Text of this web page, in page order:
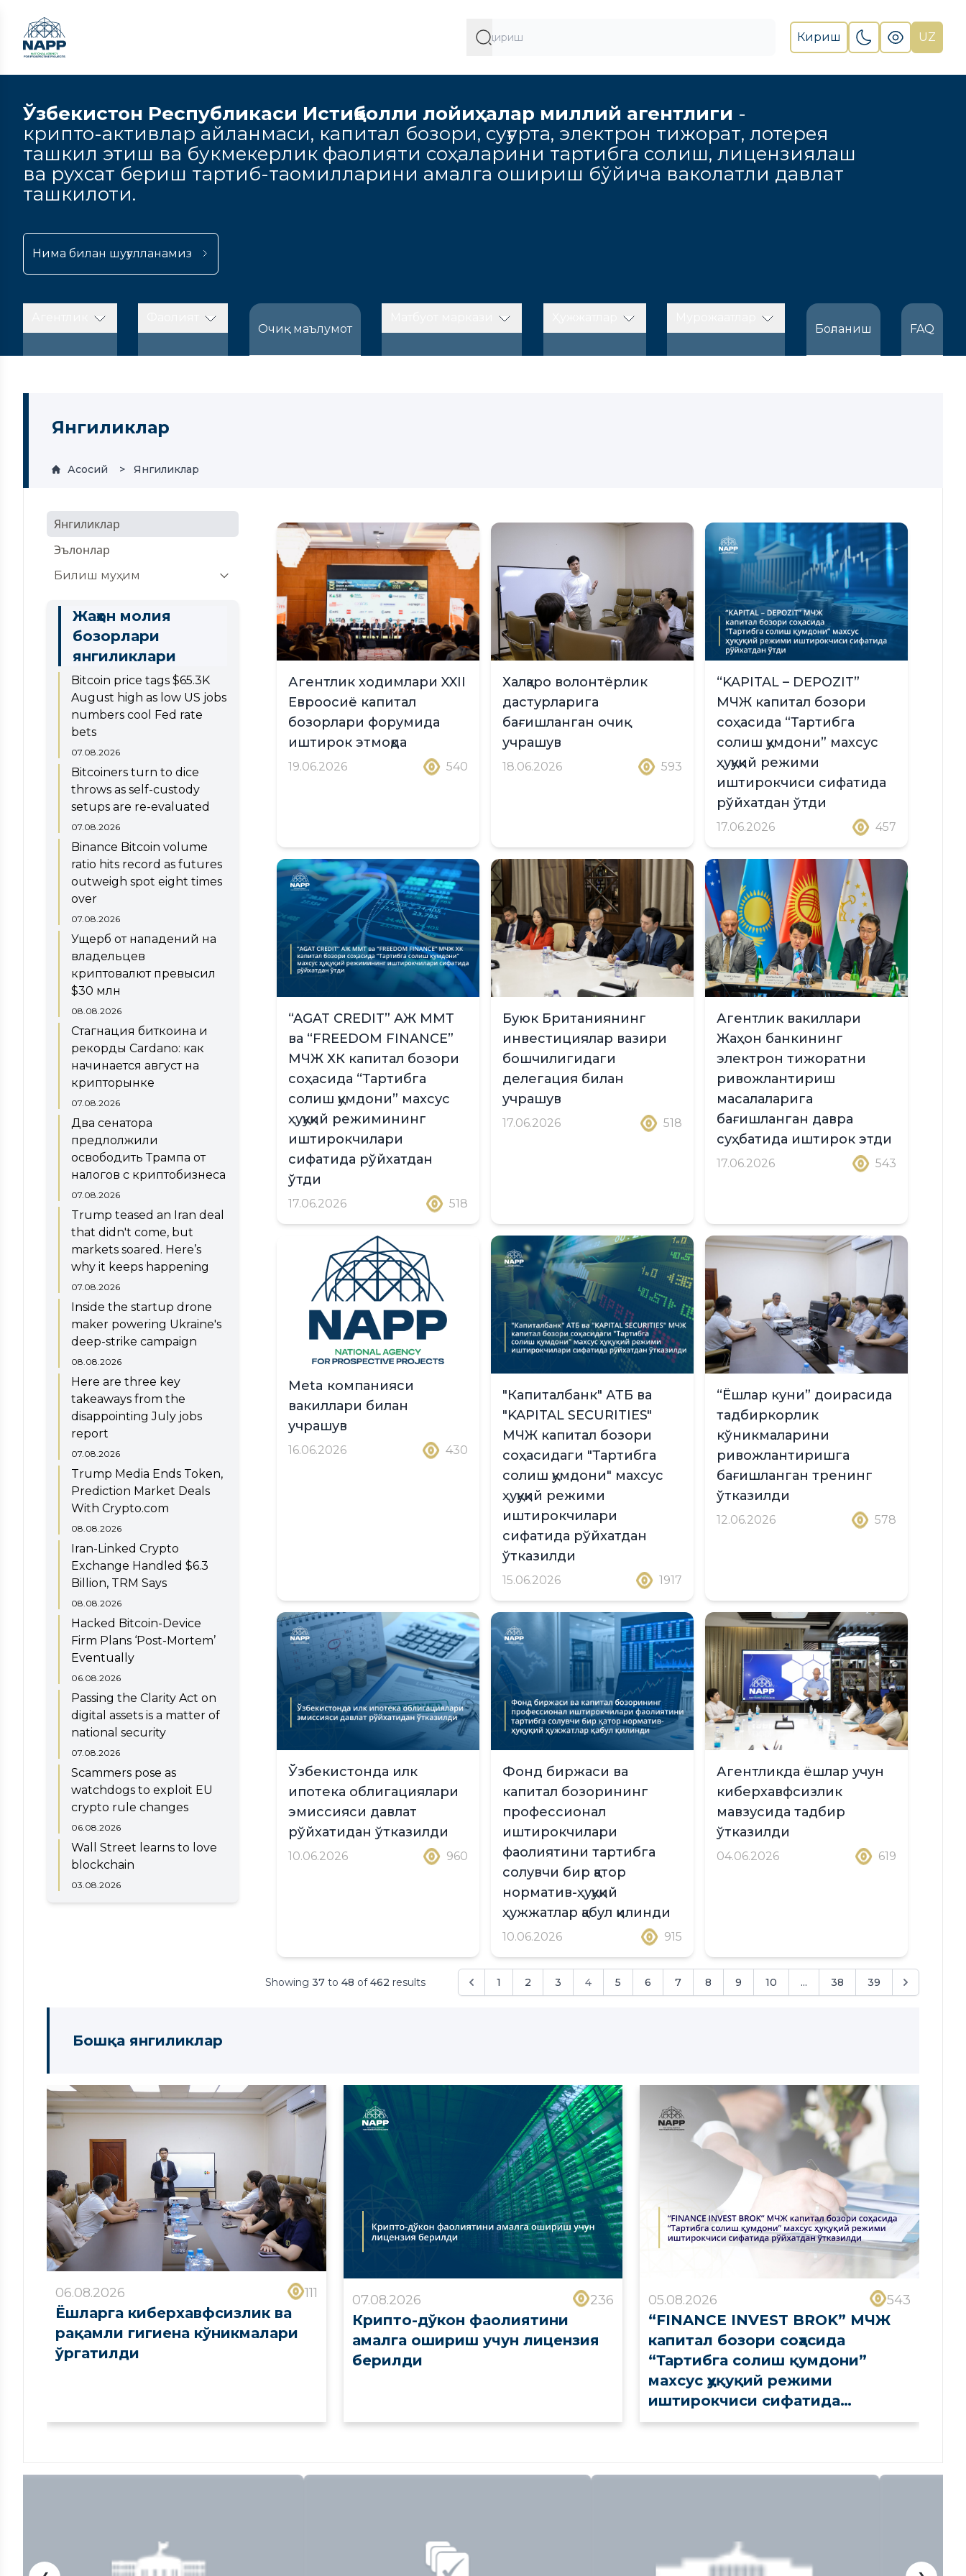
Кириш UZ
Ўзбекистон Республикаси Истиқболли лойиҳалар миллий агентлиги -
крипто-активлар айланмаси, капитал бозори, суғурта, электрон тижорат, лотерея
ташкил этиш ва букмекерлик фаолияти соҳаларини тартибга солиш, лицензиялаш
ва рухсат бериш тартиб-таомилларини амалга ошириш бўйича ваколатли давлат
ташкилоти.
Нима билан шуғулланамиз
Очиқ маълумот
Боғланиш
FAQ
Янгиликлар
Асосий Янгиликлар
Янгиликлар
Эълонлар
Билиш муҳим
Капитал бозори
Суғурта бозори
Электрон тижорат
Жаҳон молия
бозорлари
янгиликлари
Bitcoin price tags $65.3K
August high as low US jobs
numbers cool Fed rate
bets
07.08.2026
Bitcoiners turn to dice
throws as self-custody
setups are re-evaluated
07.08.2026
Binance Bitcoin volume
ratio hits record as futures
outweigh spot eight times
over
07.08.2026
Ущерб от нападений на
владельцев
криптовалют превысил
$30 млн
08.08.2026
Стагнация биткоина и
рекорды Cardano: как
начинается август на
крипторынке
07.08.2026
Два сенатора
предлолжили
освободить Трампа от
налогов с криптобизнеса
07.08.2026
Trump teased an Iran deal
that didn't come, but
markets soared. Here’s
why it keeps happening
07.08.2026
Inside the startup drone
maker powering Ukraine's
deep-strike campaign
08.08.2026
Here are three key
takeaways from the
disappointing July jobs
report
07.08.2026
Trump Media Ends Token,
Prediction Market Deals
With Crypto.com
08.08.2026
Iran-Linked Crypto
Exchange Handled $6.3
Billion, TRM Says
08.08.2026
Hacked Bitcoin-Device
Firm Plans ‘Post-Mortem’
Eventually
06.08.2026
Passing the Clarity Act on
digital assets is a matter of
national security
07.08.2026
Scammers pose as
watchdogs to exploit EU
crypto rule changes
06.08.2026
Wall Street learns to love
blockchain
03.08.2026
Агентлик ходимлари XXII
Евроосиё капитал
бозорлари форумида
иштирок этмоқда
19.06.2026 540
Халқаро волонтёрлик
дастурларига
бағишланган очиқ
учрашув
18.06.2026 593
“KAPITAL – DEPOZIT”
МЧЖ капитал бозори
соҳасида “Тартибга
солиш қумдони” махсус
ҳуқуқий режими
иштирокчиси сифатида
рўйхатдан ўтди
17.06.2026 457
“AGAT CREDIT” АЖ ММТ
ва “FREEDOM FINANCE”
МЧЖ ХК капитал бозори
соҳасида “Тартибга
солиш қумдони” махсус
ҳуқуқий режимининг
иштирокчилари
сифатида рўйхатдан
ўтди
17.06.2026 518
Буюк Британиянинг
инвестициялар вазири
бошчилигидаги
делегация билан
учрашув
17.06.2026 518
Агентлик вакиллари
Жаҳон банкининг
электрон тижоратни
ривожлантириш
масалаларига
бағишланган давра
суҳбатида иштирок этди
17.06.2026 543
Meta компанияси
вакиллари билан
учрашув
16.06.2026 430
"Капиталбанк" АТБ ва
"KAPITAL SECURITIES"
МЧЖ капитал бозори
соҳасидаги "Тартибга
солиш қумдони" махсус
ҳуқуқий режими
иштирокчилари
сифатида рўйхатдан
ўтказилди
15.06.2026 1917
“Ёшлар куни” доирасида
тадбиркорлик
кўникмаларини
ривожлантиришга
бағишланган тренинг
ўтказилди
12.06.2026 578
Ўзбекистонда илк
ипотека облигациялари
эмиссияси давлат
рўйхатидан ўтказилди
10.06.2026 960
Фонд биржаси ва
капитал бозорининг
профессионал
иштирокчилари
фаолиятини тартибга
солувчи бир қатор
норматив-ҳуқуқий
ҳужжатлар қабул қилинди
10.06.2026 915
Агентликда ёшлар учун
киберхавфсизлик
мавзусида тадбир
ўтказилди
04.06.2026 619
Showing 37to 48 of462 results 1 2 3 4 5 6 7 8 9 10 ... 38 39
Бошқа янгиликлар
06.08.2026 111
Ёшларга киберхавфсизлик ва
рақамли гигиена кўникмалари
ўргатилди
07.08.2026 236
Крипто-дўкон фаолиятини
амалга ошириш учун лицензия
берилди
05.08.2026 543
“FINANCE INVEST BROK” МЧЖ
капитал бозори соҳасида
“Тартибга солиш қумдони”
махсус ҳуқуқий режими
иштирокчиси сифатида
рўйхатдан ўтказилди